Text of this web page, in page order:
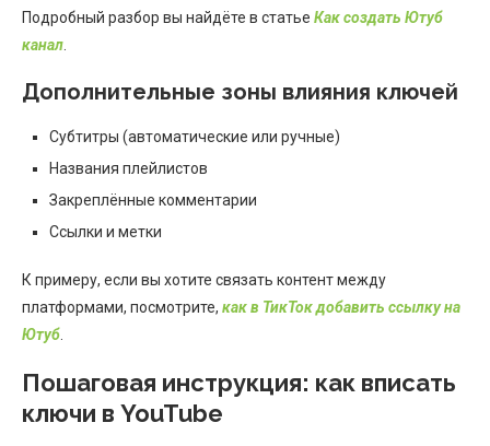
Подробный разбор вы найдёте в статье Как создать Ютуб
канал
Дополнительные зоны влияния ключей
Субтитры (автоматические или ручные)
Названия плейлистов
Закреплённые комментарии
Ссылки и метки
К примеру, если вы хотите связать контент между
платформами, посмотрите, как в ТикТок добавить ссылку на
Ютуб
Пошаговая инструкция: как вписать
ключи в YouTube